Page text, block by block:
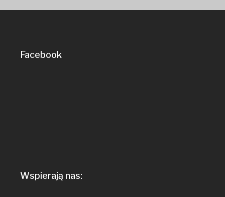
Facebook
Wspierają nas: